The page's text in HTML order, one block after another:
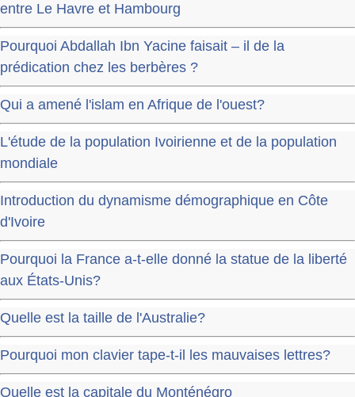
entre Le Havre et Hambourg
Pourquoi Abdallah Ibn Yacine faisait – il de la
prédication chez les berbères ?
Qui a amené l'islam en Afrique de l'ouest?
L'étude de la population Ivoirienne et de la population
mondiale
Introduction du dynamisme démographique en Côte
d'Ivoire
Pourquoi la France a-t-elle donné la statue de la liberté
aux États-Unis?
Quelle est la taille de l'Australie?
Pourquoi mon clavier tape-t-il les mauvaises lettres?
Quelle est la capitale du Monténégro